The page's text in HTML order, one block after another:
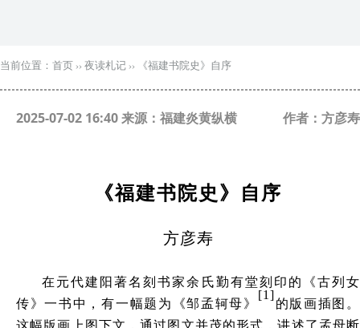
当前位置： 首页 ›› 夜读札记 ›› 《福建书院史》自序
2025-07-02 16:40 来源：福建炎黄纵横 作者：方彦寿
《福建书院史》自序
方彦寿
在元代建阳著名刻书家余氏勤有堂刻印的《古列女
传》一书中，有一幅题为《邹孟轲母》
[1]
的版画插图。
这幅版画上图下文，通过图文并茂的形式，讲述了孟母断